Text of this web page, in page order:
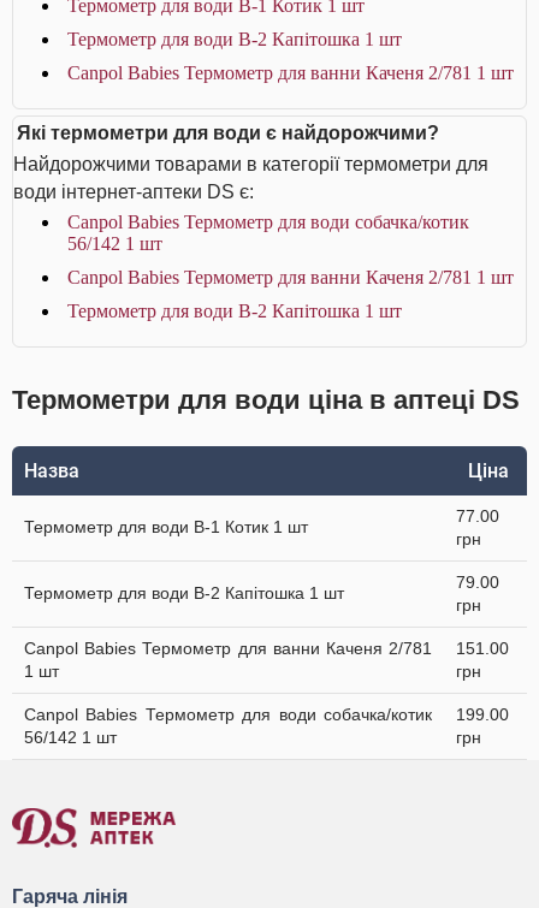
Термометр для води В-1 Котик 1 шт
Термометр для води В-2 Капітошка 1 шт
Canpol Babies Термометр для ванни Каченя 2/781 1 шт
Які термометри для води є найдорожчими?
Найдорожчими товарами в категорії термометри для
води інтернет-аптеки DS є:
Canpol Babies Термометр для води собачка/котик
56/142 1 шт
Canpol Babies Термометр для ванни Каченя 2/781 1 шт
Термометр для води В-2 Капітошка 1 шт
Термометри для води ціна в аптеці DS
Назва Ціна
Термометр для води В-1 Котик 1 шт
77.00
грн
Термометр для води В-2 Капітошка 1 шт
79.00
грн
Canpol Babies Термометр для ванни Каченя 2/781
1 шт
151.00
грн
Canpol Babies Термометр для води собачка/котик
56/142 1 шт
199.00
грн
Гаряча лінія